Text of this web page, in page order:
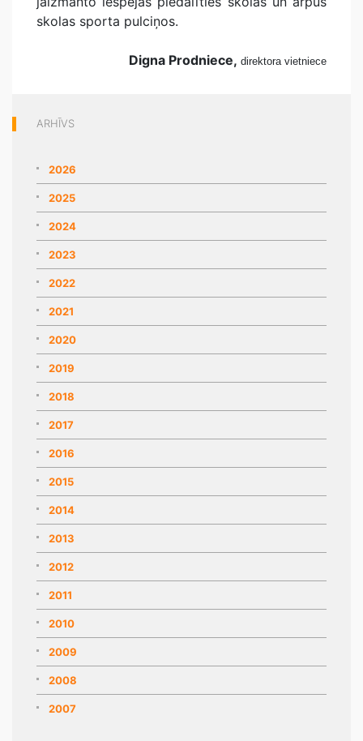
skolas sporta pulciņos.
Digna Prodniece, direktora vietniece
ARHĪVS
2026
2025
2024
2023
2022
2021
2020
2019
2018
2017
2016
2015
2014
2013
2012
2011
2010
2009
2008
2007